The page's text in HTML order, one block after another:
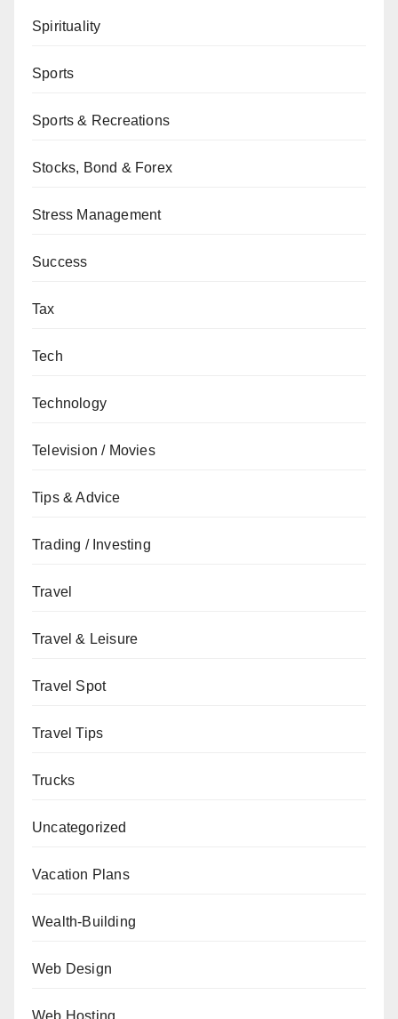
Spirituality
Sports
Sports & Recreations
Stocks, Bond & Forex
Stress Management
Success
Tax
Tech
Technology
Television / Movies
Tips & Advice
Trading / Investing
Travel
Travel & Leisure
Travel Spot
Travel Tips
Trucks
Uncategorized
Vacation Plans
Wealth-Building
Web Design